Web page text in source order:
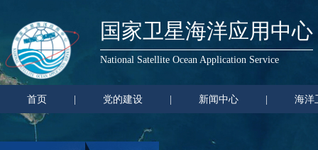
国家卫星海洋应用中心
National Satellite Ocean Application Service
首页 党的建设 新闻中心 海洋